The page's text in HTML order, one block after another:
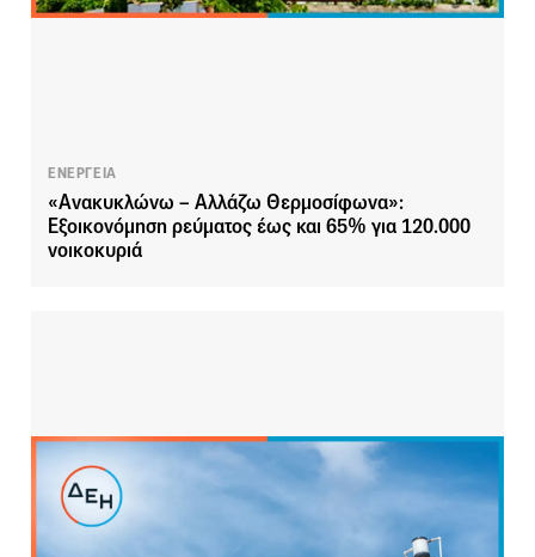
ΕΝΕΡΓΕΙΑ
«Ανακυκλώνω – Αλλάζω Θερμοσίφωνα»:
Εξοικονόμηση ρεύματος έως και 65% για 120.000
νοικοκυριά